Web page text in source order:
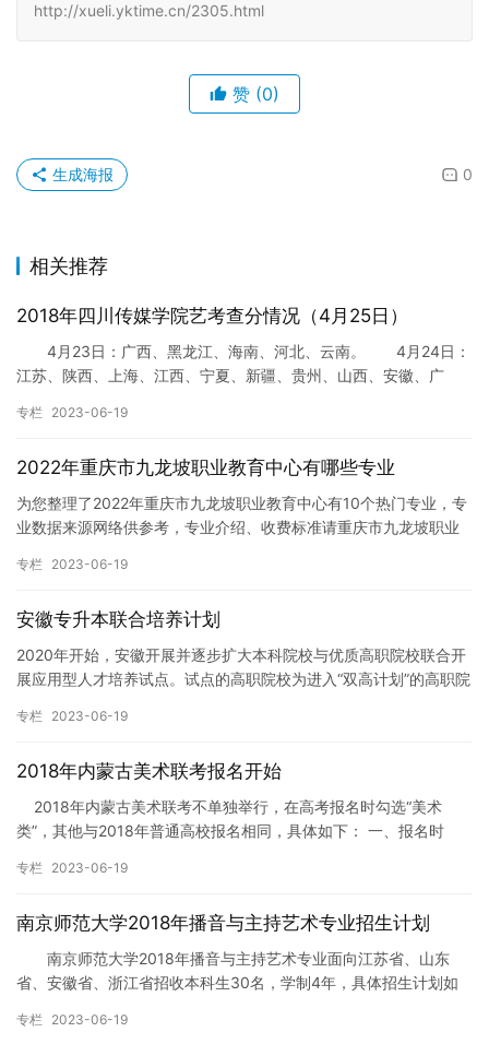
http://xueli.yktime.cn/2305.html
赞 (0)
0
生成海报
相关推荐
2018年四川传媒学院艺考查分情况（4月25日）
4月23日：广西、黑龙江、海南、河北、云南。 4月24日：
江苏、陕西、上海、江西、宁夏、新疆、贵州、山西、安徽、广
专栏 2023-06-19
2022年重庆市九龙坡职业教育中心有哪些专业
为您整理了2022年重庆市九龙坡职业教育中心有10个热门专业，专
业数据来源网络供参考，专业介绍、收费标准请重庆市九龙坡职业
专栏 2023-06-19
安徽专升本联合培养计划
2020年开始，安徽开展并逐步扩大本科院校与优质高职院校联合开
展应用型人才培养试点。试点的高职院校为进入“双高计划”的高职院
专栏 2023-06-19
2018年内蒙古美术联考报名开始
2018年内蒙古美术联考不单独举行，在高考报名时勾选“美术
类”，其他与2018年普通高校报名相同，具体如下： 一、报名时
专栏 2023-06-19
南京师范大学2018年播音与主持艺术专业招生计划
南京师范大学2018年播音与主持艺术专业面向江苏省、山东
省、安徽省、浙江省招收本科生30名，学制4年，具体招生计划如
专栏 2023-06-19